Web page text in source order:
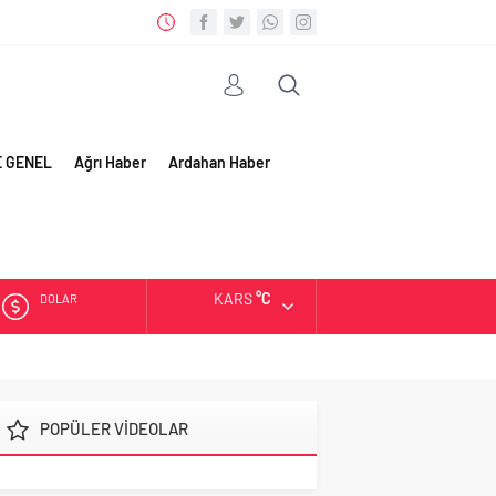
GENEL Ağrı Haber Ardahan Haber
DOLAR KARS°C
POPÜLER VİDEOLAR